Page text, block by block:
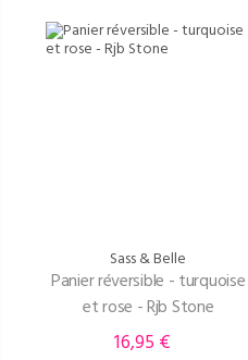
Sass & Belle
Panier réversible - turquoise
et rose - Rjb Stone
Prix
16,95 €